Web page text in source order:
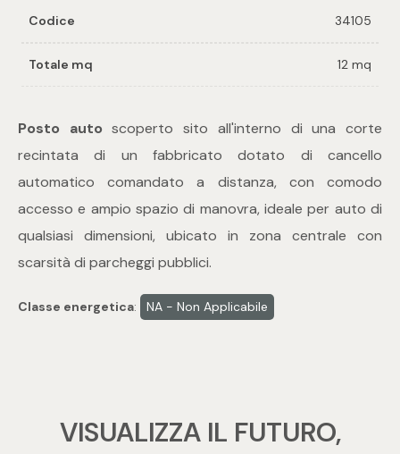
Codice 34105
Totale mq 12 mq
Posto auto scoperto sito all'interno di una corte
recintata di un fabbricato dotato di cancello
automatico comandato a distanza, con comodo
accesso e ampio spazio di manovra, ideale per auto di
qualsiasi dimensioni, ubicato in zona centrale con
scarsità di parcheggi pubblici.
Classe energetica: NA - Non Applicabile
VISUALIZZA IL FUTURO,
Commerciali
Industriali
Terreni